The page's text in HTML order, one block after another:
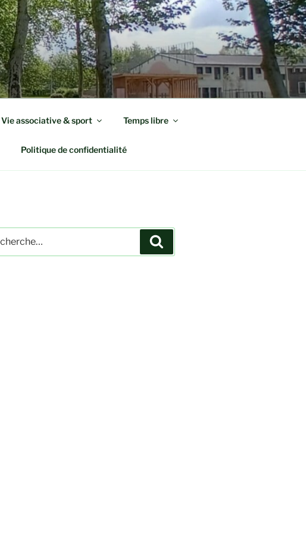
Vie associative & sport Temps libre
Politique de confidentialité